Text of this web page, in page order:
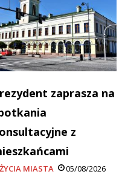
zaprasza na
z
MIASTA 05/08/2026